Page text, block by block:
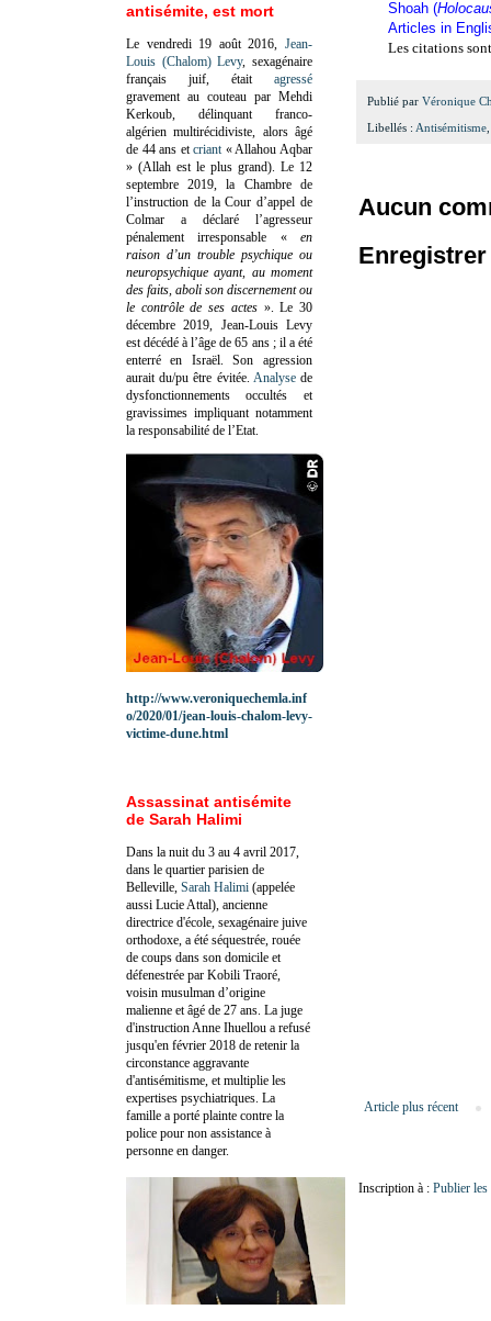
Shoah (
Articles in
Les citations
Publié par Véronique
Libellés : Antisémitisme
Aucun
Article plus récent
Inscription à : Publier
antisémite, est mort
Le vendredi 19 août 2016, Jean-
Louis (Chalom) Levy, sexagénaire
français juif, était agressé
gravement au couteau par Mehdi
Kerkoub, délinquant franco-
algérien multirécidiviste, alors âgé
de 44 ans etcriant « Allahou Aqbar
» (Allah est le plus grand). Le 12
septembre 2019, la Chambre de
l’instruction de la Cour d’appel de
Colmar a déclaré l’agresseur
pénalement irresponsable «en
raison d’un trouble psychique ou
neuropsychique ayant, au moment
des faits, aboli son discernement ou
le contrôle de ses actes». Le 30
décembre 2019, Jean-Louis Levy
est décédé à l’âge de 65 ans ; il a été
enterré en Israël. Son agression
aurait du/pu être évitée. Analysede
dysfonctionnements occultés et
gravissimes impliquant notamment
la responsabilité de l’Etat.
http://www.veroniquechemla.inf
o/2020/01/jean-louis-chalom-levy-
victime-dune.html
Assassinat antisémite
de Sarah Halimi
Dans la nuit du 3 au 4 avril 2017,
dans le quartier parisien de
Belleville, Sarah Halimi (appelée
aussi Lucie Attal), ancienne
directrice d'école, sexagénaire juive
orthodoxe, a été séquestrée, rouée
de coups dans son domicile et
défenestrée par Kobili Traoré,
voisin musulman d’origine
malienne et âgé de 27 ans. La juge
d'instruction Anne Ihuellou a refusé
jusqu'en février 2018 de retenir la
circonstance aggravante
d'antisémitisme, et multiplie les
expertises psychiatriques. La
famille a porté plainte contre la
police pour non assistance à
personne en danger.